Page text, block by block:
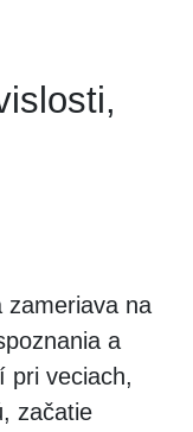
zameriava na
a
pri veciach,
začatie